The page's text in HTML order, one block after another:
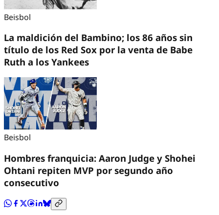
Beisbol
La maldición del Bambino; los 86 años sin
título de los Red Sox por la venta de Babe
Ruth a los Yankees
Beisbol
Hombres franquicia: Aaron Judge y Shohei
Ohtani repiten MVP por segundo año
consecutivo